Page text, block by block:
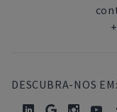
DESCUBRA-NOS EM: